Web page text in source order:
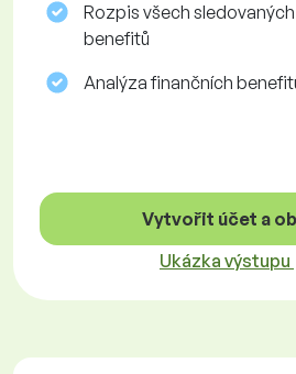
Rozpis všech
benefitů
Analýza finančních
Vytvořit účet a
Ukázka výstupu